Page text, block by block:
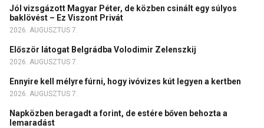
Jól vizsgázott Magyar Péter, de közben csinált egy súlyos
baklövést – Ez Viszont Privát
2026. AUGUSZTUS 7.
Először látogat Belgrádba Volodimir Zelenszkij
2026. AUGUSZTUS 7.
Ennyire kell mélyre fúrni, hogy ivóvizes kút legyen a kertben
2026. AUGUSZTUS 7.
Napközben beragadt a forint, de estére bőven behozta a
lemaradást